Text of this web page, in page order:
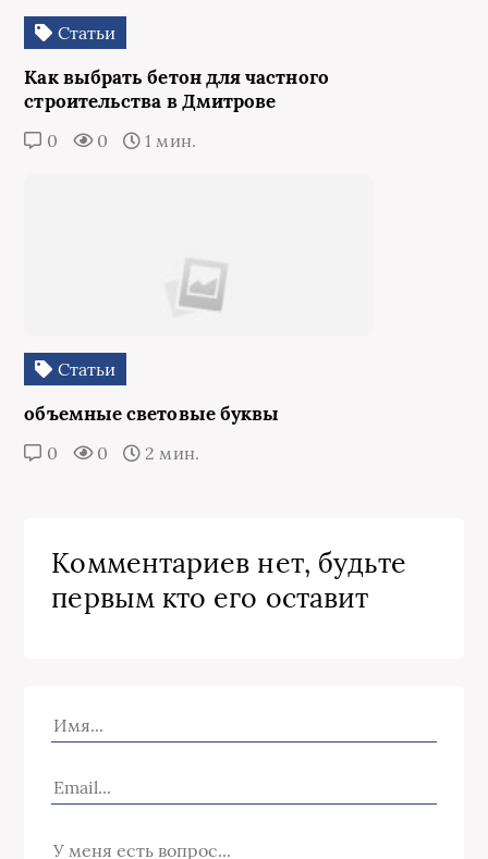
Статьи
Как выбрать бетон для частного
строительства в Дмитрове
0 0 1 мин.
Статьи
объемные световые буквы
0 0 2 мин.
Комментариев нет, будьте
первым кто его оставит